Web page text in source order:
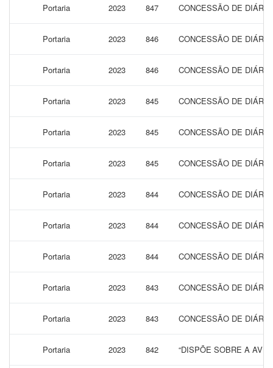
Portaria 2023 847 CONCESSÃO DE
Portaria 2023 846 CONCESSÃO DE
Portaria 2023 846 CONCESSÃO DE
Portaria 2023 845 CONCESSÃO DE
Portaria 2023 845 CONCESSÃO DE
Portaria 2023 845 CONCESSÃO DE
Portaria 2023 844 CONCESSÃO DE
Portaria 2023 844 CONCESSÃO DE
Portaria 2023 844 CONCESSÃO DE
Portaria 2023 843 CONCESSÃO DE
Portaria 2023 843 CONCESSÃO DE
Portaria 2023 842 “DISPÕE SOBRE A